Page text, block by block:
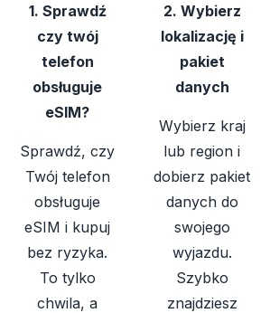
1. Sprawdź
czy twój
telefon
obsługuje
eSIM?
Sprawdź, czy
Twój telefon
obsługuje
eSIM i kupuj
bez ryzyka.
To tylko
chwila, a
2. Wybierz
lokalizację i
pakiet
danych
Wybierz kraj
lub region i
dobierz pakiet
danych do
swojego
wyjazdu.
Szybko
znajdziesz